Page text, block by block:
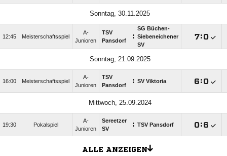
Sonntag, 30.11.2025
12:45 Meisterschaftsspiel
A-
Junioren
TSV
Pansdorf
:
SG Büchen-
Siebeneichener
SV
:
Sonntag, 21.09.2025
16:00 Meisterschaftsspiel
A-
Junioren
TSV
Pansdorf
: SV Viktoria :
Mittwoch, 25.09.2024
19:30 Pokalspiel
A-
Junioren
Sereetzer
SV
: TSV Pansdorf :
ALLE ANZEIGEN